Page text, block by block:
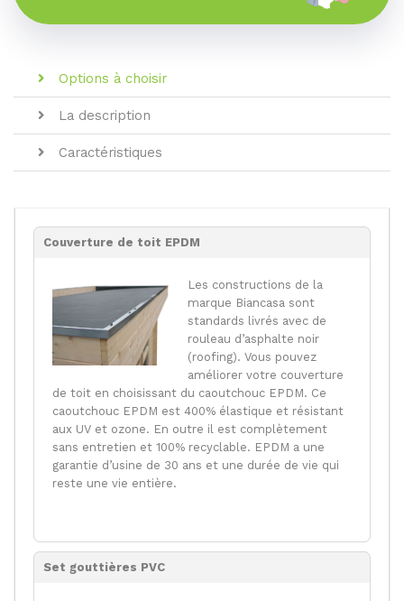
Options à choisir
La description
Caractéristiques
Couverture de toit EPDM
Les constructions de la
marque Biancasa sont
standards livrés avec de
rouleau d’asphalte noir
(roofing). Vous pouvez
améliorer votre couverture
de toit en choisissant du caoutchouc EPDM. Ce
caoutchouc EPDM est 400% élastique et résistant
aux UV et ozone. En outre il est complètement
sans entretien et 100% recyclable. EPDM a une
garantie d’usine de 30 ans et une durée de vie qui
reste une vie entière.
Set gouttières PVC